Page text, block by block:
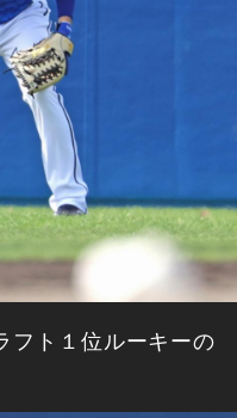
フト１位ルーキーの